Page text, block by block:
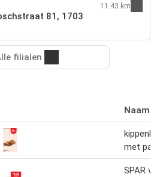
81, 1703
11.43 km
filialen
Naam
met
SPAR